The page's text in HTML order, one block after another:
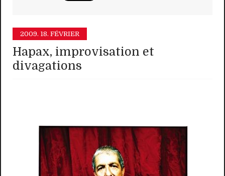
2009. 18. FÉVRIER
Hapax, improvisation et
divagations